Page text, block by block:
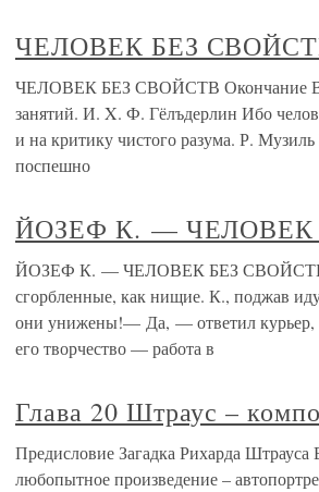
ЧЕЛОВЕК БЕЗ
ЧЕЛОВЕК БЕЗ СВОЙСТВ Окончание В
занятий. И. X. Ф. Гёлъдерлин Ибо
и на критику чистого разума. Р.
поспешно
ЙОЗЕФ К. — ЧЕЛОВЕК
ЙОЗЕФ К. — ЧЕЛОВЕК БЕЗ СВОЙСТВ
сгорбленные, как нищие. К., поджав
они унижены!— Да, — ответил курьер,
его творчество — работа в
Глава 20 Штраус –
Предисловие Загадка Рихарда
любопытное произведение –